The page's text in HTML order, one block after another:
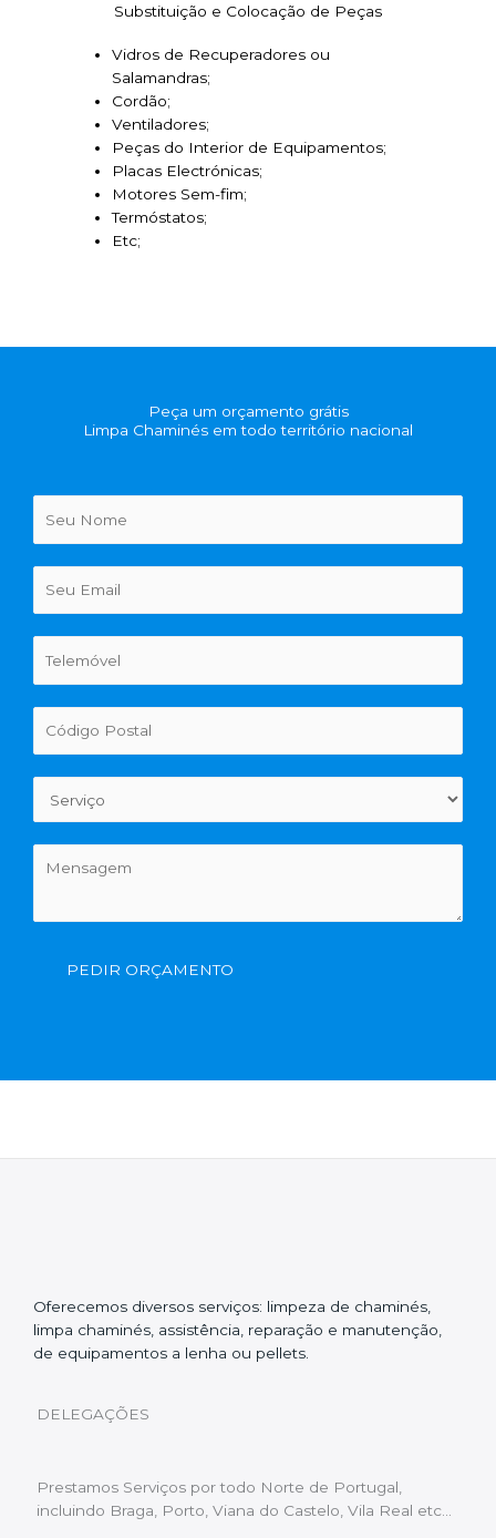
Substituição e Colocação de Peças
Vidros de Recuperadores ou
Salamandras;
Cordão;
Ventiladores;
Peças do Interior de Equipamentos;
Placas Electrónicas;
Motores Sem-fim;
Termóstatos;
Etc;
Peça um orçamento grátis
Limpa Chaminés em todo território nacional
PEDIR ORÇAMENTO
Oferecemos diversos serviços: limpeza de chaminés,
limpa chaminés, assistência, reparação e manutenção,
de equipamentos a lenha ou pellets.
DELEGAÇÕES
Prestamos Serviços por todo Norte de Portugal,
incluindo Braga, Porto, Viana do Castelo, Vila Real etc…